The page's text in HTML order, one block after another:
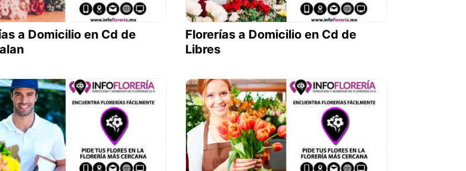
a Domicilio en Cd de
Florerías a Domicilio en Cd de
Libres